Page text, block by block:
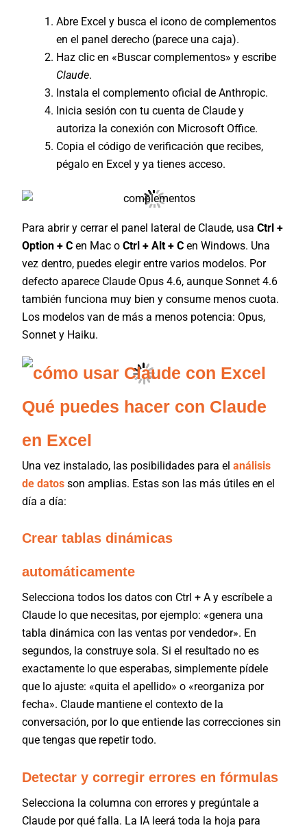
Abre Excel y busca el icono de complementos
en el panel derecho (parece una caja).
Haz clic en «Buscar complementos» y escribe
Claude.
Instala el complemento oficial de Anthropic.
Inicia sesión con tu cuenta de Claude y
autoriza la conexión con Microsoft Office.
Copia el código de verificación que recibes,
pégalo en Excel y ya tienes acceso.
Para abrir y cerrar el panel lateral de Claude, usaCtrl +
Option + C en Mac oCtrl + Alt + C en Windows. Una
vez dentro, puedes elegir entre varios modelos. Por
defecto aparece Claude Opus 4.6, aunque Sonnet 4.6
también funciona muy bien y consume menos cuota.
Los modelos van de más a menos potencia: Opus,
Sonnet y Haiku.
Qué puedes hacer con Claude
en Excel
Una vez instalado, las posibilidades para elanálisis
de datos son amplias. Estas son las más útiles en el
día a día:
Crear tablas dinámicas
automáticamente
Selecciona todos los datos con Ctrl + A y escríbele a
Claude lo que necesitas, por ejemplo: «genera una
tabla dinámica con las ventas por vendedor». En
segundos, la construye sola. Si el resultado no es
exactamente lo que esperabas, simplemente pídele
que lo ajuste: «quita el apellido» o «reorganiza por
fecha». Claude mantiene el contexto de la
conversación, por lo que entiende las correcciones sin
que tengas que repetir todo.
Detectar y corregir errores en fórmulas
Selecciona la columna con errores y pregúntale a
Claude por qué falla. La IA leerá toda la hoja para